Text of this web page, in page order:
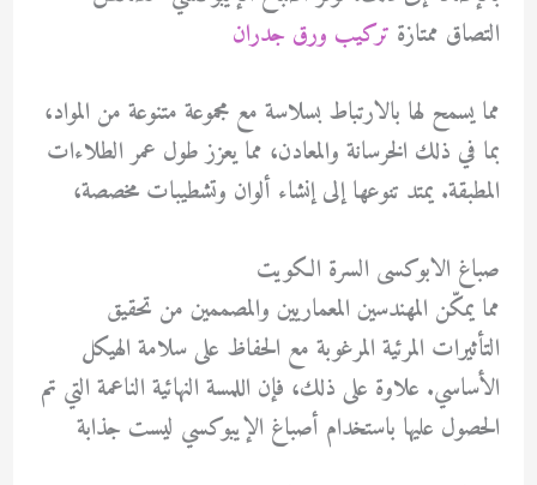
التصاق ممتازة تركيب ورق جدران
مما يسمح لها بالارتباط بسلاسة مع مجموعة متنوعة من المواد،
بما في ذلك الخرسانة والمعادن، مما يعزز طول عمر الطلاءات
المطبقة. يمتد تنوعها إلى إنشاء ألوان وتشطيبات مخصصة،
صباغ الابوكسى السرة الكويت
مما يمكّن المهندسين المعماريين والمصممين من تحقيق
التأثيرات المرئية المرغوبة مع الحفاظ على سلامة الهيكل
الأساسي. علاوة على ذلك، فإن اللمسة النهائية الناعمة التي تم
الحصول عليها باستخدام أصباغ الإيبوكسي ليست جذابة